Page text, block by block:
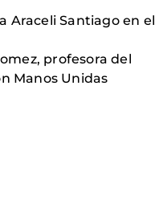
Araceli Santiago en el
profesora del
Manos Unidas